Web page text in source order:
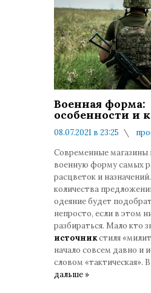
Военная форма:
особенности и
08.07.2021 в 23:25
Современные магазины
военную форму самых
расцветок и
количества
одеяние будет
непросто, если в этом
разбираться. Мало кто
источникстиля
начало совсем давно и
словом «тактическая».
дальше »